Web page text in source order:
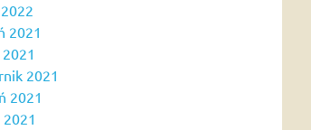
2021
2021
2021